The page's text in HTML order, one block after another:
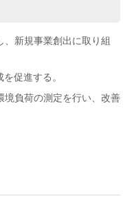
、新規事業創出に取り組
促進する。
境負荷の測定を行い、改善